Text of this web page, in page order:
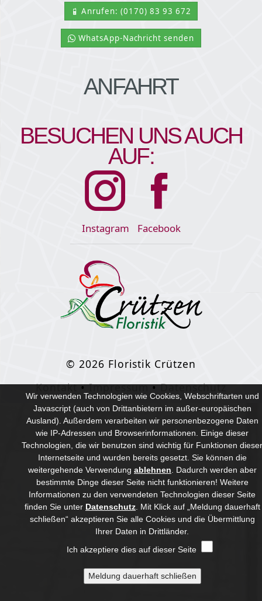
BESUCHEN UNS AUCH
AUF:
Instagram Facebook
© 2026 Floristik Crützen
Kontakt•Impressum•Datenschutz
Anrufen: (0170) 83 93 672
WhatsApp-Nachricht senden
ANFAHRT
Wir verwenden Technologien wie Cookies, Webschriftarten und
Javascript (auch von Drittanbietern im außer-europäischen
Ausland). Außerdem verarbeiten wir personenbezogene Daten
wie IP-Adressen und Browserinformationen. Einige dieser
Technologien, die wir benutzen sind wichtig für Funktionen
Internetseite und wurden bereits gesetzt. Sie können die
weitergehende Verwendung ablehnen
Dadurch werden aber
bestimmte Dinge dieser Seite nicht funktionieren! Weitere
Informationen zu den verwendeten Technologien dieser Seite
finden Sie unter Datenschutz. Mit Klick auf „Meldung dauerhaft
schließen“ akzeptieren Sie alle Cookies und die Übermittlung
Ihrer Daten in Drittländer.
Ich akzeptiere dies auf dieser Seite